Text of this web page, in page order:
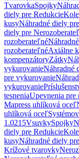
TvarovkaSpojky
diely pre Redukcie
kusyNáhradné diely
diely pre
rozoberateľné
rozoberateľnéAxiálne
kompenzátoryZátky
vykurovanieNáhradné
pre vykurovanie
vykurovanie
tesneniaUpevnenia pre
Mapress uhlíková oceľ
uhlíková oceľ
1.0215VsuvkySpojky
diely pre Redukcie
kusyNáhradné diely
Krížové tvarovky